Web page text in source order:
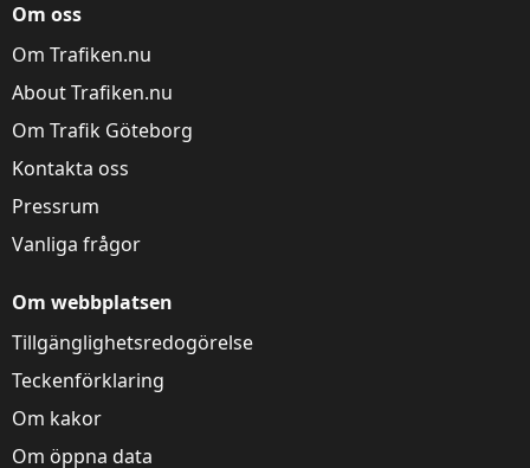
Om oss
Om Trafiken.nu
About Trafiken.nu
Om Trafik Göteborg
Kontakta oss
Pressrum
Vanliga frågor
Om webbplatsen
Tillgänglighetsredogörelse
Teckenförklaring
Om kakor
Om öppna data